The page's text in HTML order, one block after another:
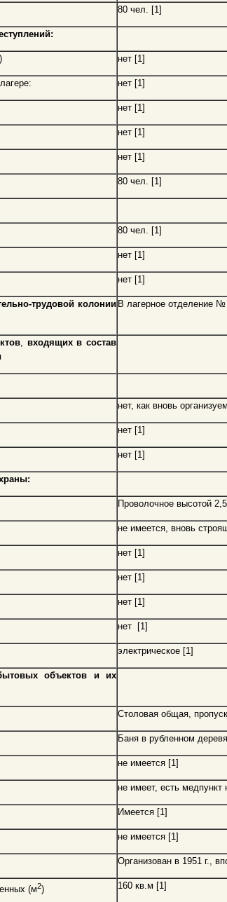
80 чел. [1]
нет [1]
нет [1]
нет [1]
нет [1]
нет [1]
80 чел. [1]
80 чел. [1]
нет [1]
нет [1]
трудовой колонии В лагерное отделение №
, входящих в состав
нет, как вновь
нет [1]
нет [1]
Проволочное высотой
не имеется, вновь
нет [1]
нет [1]
нет [1]
нет [1]
электрическое [1]
объектов и их
Столовая общая,
Баня в рубленном
не имеется [1]
не имеет, есть медпункт
Имеется [1]
не имеется [1]
Организован в 1951 г.,
(м2) 160 кв.м [1]